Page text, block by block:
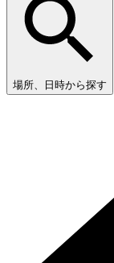
場所、日時から探す